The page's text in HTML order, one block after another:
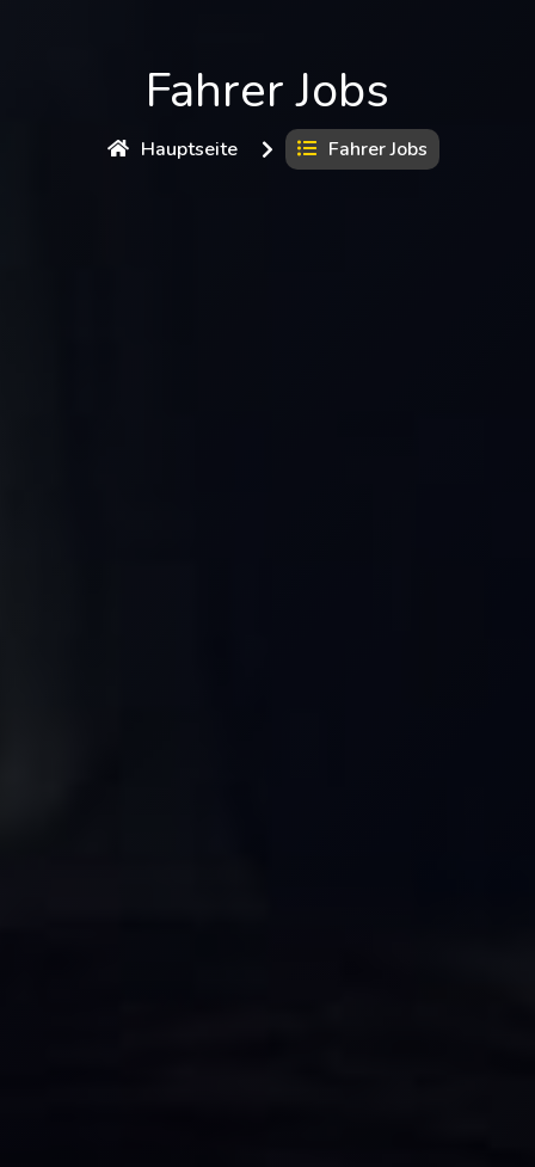
Fahrer Jobs
Hauptseite Fahrer Jobs